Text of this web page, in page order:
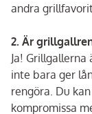
andra
2. Är
Ja!
inte bara ger
rengöra. Du
kompromissa